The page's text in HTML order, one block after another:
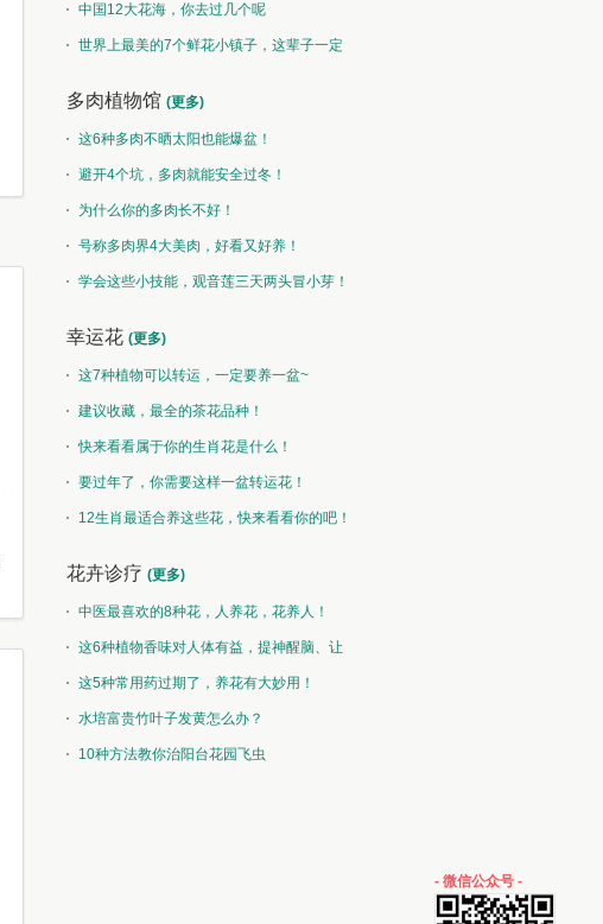
中国12大花海，你去过几个呢
世界上最美的7个鲜花小镇子，这辈子一定
多肉植物馆 (更多)
这6种多肉不晒太阳也能爆盆！
避开4个坑，多肉就能安全过冬！
为什么你的多肉长不好！
号称多肉界4大美肉，好看又好养！
学会这些小技能，观音莲三天两头冒小芽！
幸运花 (更多)
这7种植物可以转运，一定要养一盆~
建议收藏，最全的茶花品种！
快来看看属于你的生肖花是什么！
要过年了，你需要这样一盆转运花！
12生肖最适合养这些花，快来看看你的吧！
花卉诊疗 (更多)
中医最喜欢的8种花，人养花，花养人！
这6种植物香味对人体有益，提神醒脑、让
你睡的香、身体棒。
这5种常用药过期了，养花有大妙用！
水培富贵竹叶子发黄怎么办？
10种方法教你治阳台花园飞虫
- 微信公众号 -